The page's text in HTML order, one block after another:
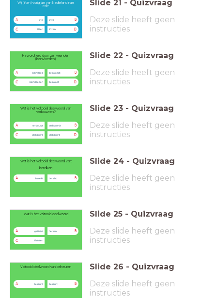
Wij (liften) vorig jaar van Nederland naar
Italië.
A lifte B
liftte
C liften D
liftten
Slide 21 - Quizvraag
Deze slide heeft geen
instructies
Hij wordt erg door zijn vrienden
(beïnvloeden).
A beïnvloed B
beïnvloedt
C beïnvloeden D
beïnvloet
Slide 22 - Quizvraag
Deze slide heeft geen
instructies
Wat is het voltooid deelwoord van
verbouwen?
A verbouwt B
verbouwdt
C verbauwd D
verbouwd
Slide 23 - Quizvraag
Deze slide heeft geen
instructies
Wat is het voltooid deelwoord van:
bereiken
A bereikt B
bereikd
Slide 24 - Quizvraag
Deze slide heeft geen
instructies
Wat is het voltooid deelwoord
A gefietst B
fietsen
C fietsten
Slide 25 - Quizvraag
Deze slide heeft geen
instructies
Voltooid deelwoord van bekeuren
A bekeurd B
bekeurt
Slide 26 - Quizvraag
Deze slide heeft geen
instructies